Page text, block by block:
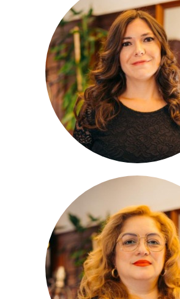
Sabine
Stylistin
Tanja
Stylistin